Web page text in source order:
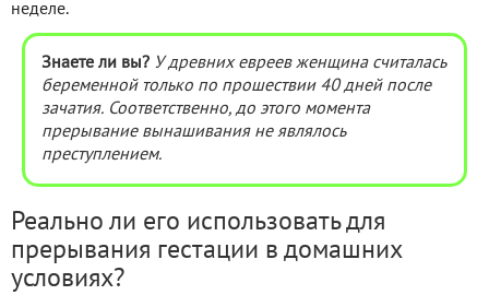
неделе.
Знаете ли вы? У древних евреев женщина считалась
беременной только по прошествии 40 дней после
зачатия. Соответственно, до этого момента
прерывание вынашивания не являлось
преступлением.
Реально ли его использовать для
прерывания гестации в домашних
условиях?